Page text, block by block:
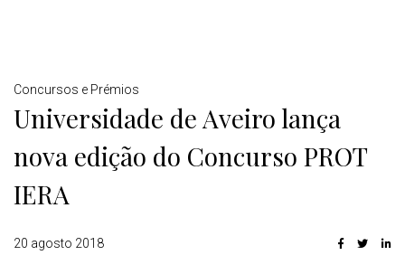
Detalhes
Concursos e Prémios
Universidade de Aveiro lança
nova edição do Concurso PROT
IERA
20 agosto 2018